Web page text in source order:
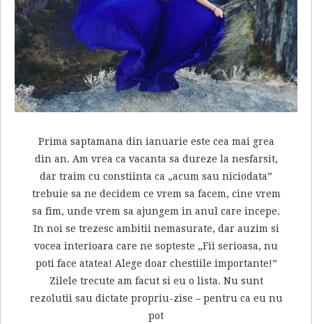
Prima saptamana din ianuarie este cea mai grea
din an. Am vrea ca vacanta sa dureze la nesfarsit,
dar traim cu constiinta ca „acum sau niciodata”
trebuie sa ne decidem ce vrem sa facem, cine vrem
sa fim, unde vrem sa ajungem in anul care incepe.
In noi se trezesc ambitii nemasurate, dar auzim si
vocea interioara care ne sopteste „Fii serioasa, nu
poti face atatea! Alege doar chestiile importante!”
Zilele trecute am facut si eu o lista. Nu sunt
rezolutii sau dictate propriu-zise – pentru ca eu nu
pot